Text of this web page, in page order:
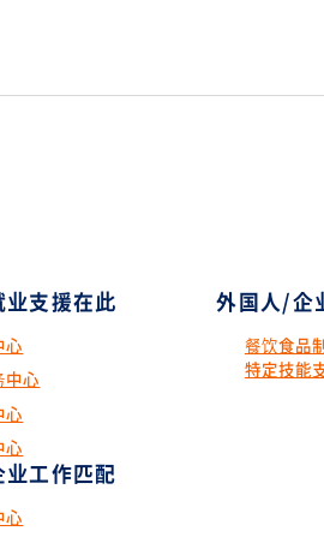
支援在此
心
中心
心
心
外国人/企
餐饮食品
特定技能
工作匹配
心